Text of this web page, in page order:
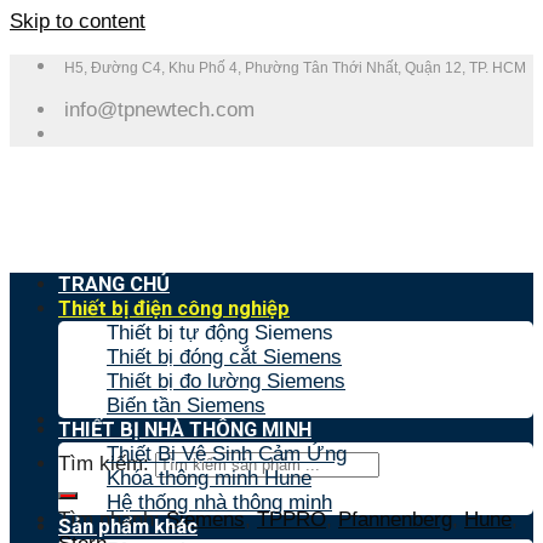
Skip to content
H5, Đường C4, Khu Phố 4, Phường Tân Thới Nhất, Quận 12, TP. HCM
info@tpnewtech.com
Tìm kiếm:
Tìm nhanh:Siemens,TPPRO,Pfannenberg,Hune,
TRANG CHỦ
Thiết bị điện công nghiệp
Thiết bị tự động Siemens
Thiết bị đóng cắt Siemens
Thiết bị đo lường Siemens
Biến tần Siemens
THIẾT BỊ NHÀ THÔNG MINH
Thiết Bị Vệ Sinh Cảm Ứng
Khóa thông minh Hune
Hệ thống nhà thông minh
Sản phẩm khác